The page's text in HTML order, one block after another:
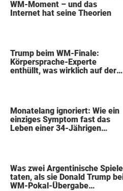
WM-Moment – und das
Internet hat seine Theorien
Trump beim WM-Finale:
Körpersprache-Experte
enthüllt, was wirklich auf der
Monatelang ignoriert: Wie ein
einziges Symptom fast das
Leben einer 34-Jährigen
Was zwei Argentinische
taten, als sie Donald Trump
WM-Pokal-Übergabe